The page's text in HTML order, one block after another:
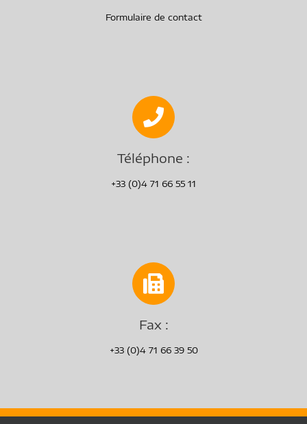
Formulaire de contact
Téléphone :
+33 (0)4 71 66 55 11
Fax :
+33 (0)4 71 66 39 50